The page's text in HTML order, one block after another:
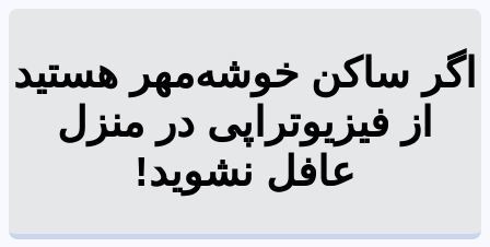
اگر ساکن خوشه‌مهر هستید
از فیزیوتراپی در منزل
عافل نشوید!